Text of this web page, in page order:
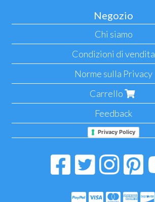
Negozio
Chi siamo
Condizioni di vendita
Norme sulla Privacy
Carrello
Feedback
Privacy Policy